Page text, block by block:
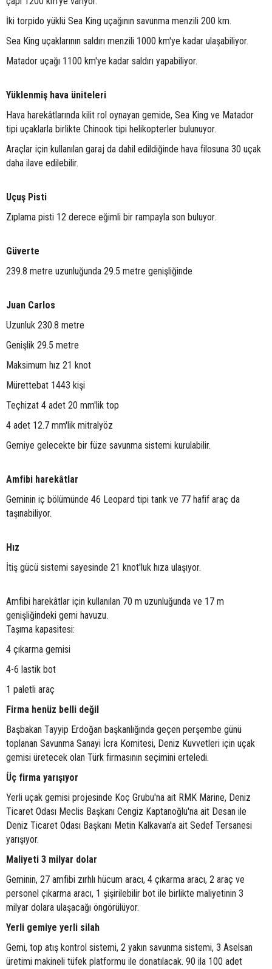
İki torpido yüklü Sea King uçağının savunma menzili 200 km.
Sea King uçaklarının saldırı menzili 1000 km'ye kadar ulaşabiliyor.
Matador uçağı 1100 km'ye kadar saldırı yapabiliyor.
Yüklenmiş hava üniteleri
Hava harekâtlarında kilit rol oynayan gemide, Sea King ve Matador
tipi uçaklarla birlikte Chinook tipi helikopterler bulunuyor.
Araçlar için kullanılan garaj da dahil edildiğinde hava filosuna 30 uçak
daha ilave edilebilir.
Uçuş Pisti
Zıplama pisti 12 derece eğimli bir rampayla son buluyor.
Güverte
239.8 metre uzunluğunda 29.5 metre genişliğinde
Juan Carlos
Uzunluk 230.8 metre
Genişlik 29.5 metre
Maksimum hız 21 knot
Mürettebat 1443 kişi
Teçhizat 4 adet 20 mm'lik top
4 adet 12.7 mm'lik mitralyöz
Gemiye gelecekte bir füze savunma sistemi kurulabilir.
Amfibi harekâtlar
Geminin iç bölümünde 46 Leopard tipi tank ve 77 hafif araç da
taşınabiliyor.
Hız
İtiş gücü sistemi sayesinde 21 knot'luk hıza ulaşıyor.
Amfibi harekâtlar için kullanılan 70 m uzunluğunda ve 17 m
genişliğindeki gemi havuzu.
Taşıma kapasitesi:
4 çıkarma gemisi
4-6 lastik bot
1 paletli araç
Firma henüz belli değil
Başbakan Tayyip Erdoğan başkanlığında geçen perşembe günü
toplanan Savunma Sanayi İcra Komitesi, Deniz Kuvvetleri için uçak
gemisi üretecek olan Türk firmasının seçimini erteledi.
Üç firma yarışıyor
Yerli uçak gemisi projesinde Koç Grubu'na ait RMK Marine, Deniz
Ticaret Odası Meclis Başkanı Cengiz Kaptanoğlu'na ait Desan ile
Deniz Ticaret Odası Başkanı Metin Kalkavan'a ait Sedef Tersanesi
yarışıyor.
Maliyeti 3 milyar dolar
Geminin, 27 amfibi zırhlı hücum aracı, 4 çıkarma aracı, 2 araç ve
personel çıkarma aracı, 1 şişirilebilir bot ile birlikte maliyetinin 3
milyar dolara ulaşacağı öngörülüyor.
Yerli gemiye yerli silah
Gemi, top atış kontrol sistemi, 2 yakın savunma sistemi, 3 Aselsan
üretimi makineli tüfek platformu ile donatılacak. 90 ila 100 adet